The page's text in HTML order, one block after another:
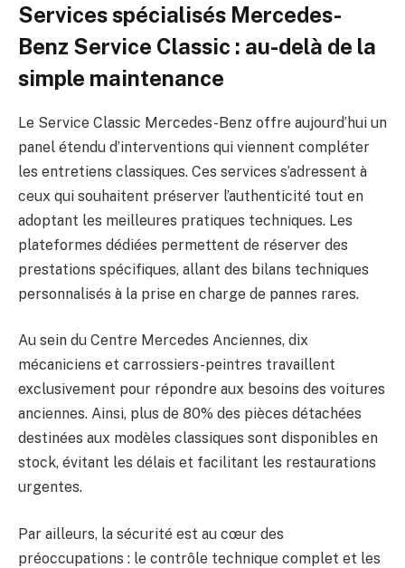
Services spécialisés Mercedes-
Benz Service Classic : au-delà de la
simple maintenance
Le Service Classic Mercedes-Benz offre aujourd’hui un
panel étendu d’interventions qui viennent compléter
les entretiens classiques. Ces services s’adressent à
ceux qui souhaitent préserver l’authenticité tout en
adoptant les meilleures pratiques techniques. Les
plateformes dédiées permettent de réserver des
prestations spécifiques, allant des bilans techniques
personnalisés à la prise en charge de pannes rares.
Au sein du Centre Mercedes Anciennes, dix
mécaniciens et carrossiers-peintres travaillent
exclusivement pour répondre aux besoins des voitures
anciennes. Ainsi, plus de 80% des pièces détachées
destinées aux modèles classiques sont disponibles en
stock, évitant les délais et facilitant les restaurations
urgentes.
Par ailleurs, la sécurité est au cœur des
préoccupations : le contrôle technique complet et les